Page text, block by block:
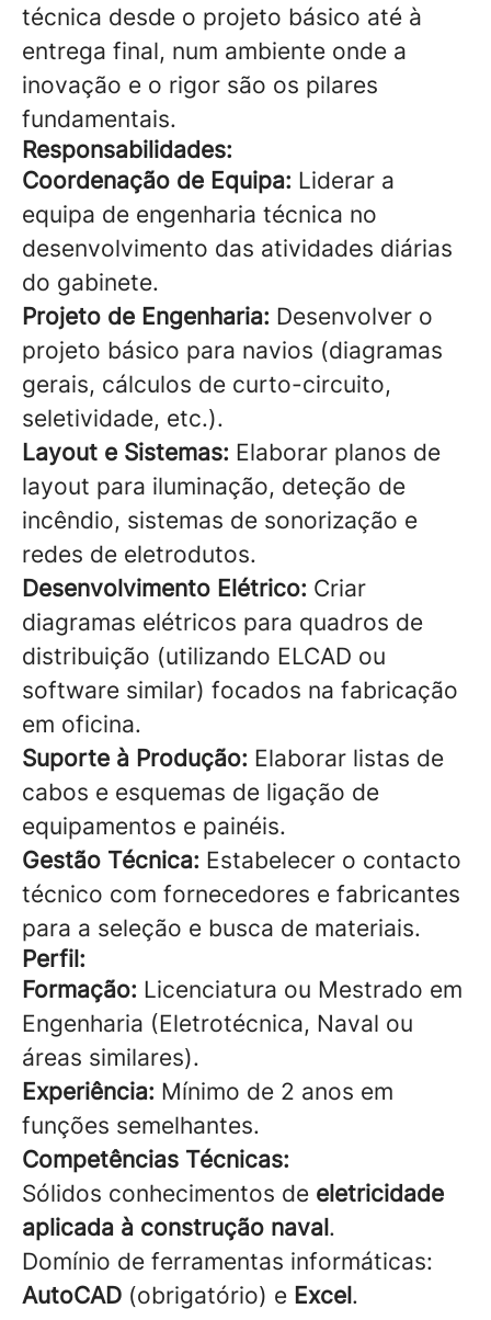
técnica desde o projeto básico até à
entrega final, num ambiente onde a
inovação e o rigor são os pilares
fundamentais.
Responsabilidades:
Coordenação de Equipa: Liderar a
equipa de engenharia técnica no
desenvolvimento das atividades diárias
do gabinete.
Projeto de Engenharia: Desenvolver o
projeto básico para navios (diagramas
gerais, cálculos de curto-circuito,
seletividade, etc.).
Layout e Sistemas: Elaborar planos de
layout para iluminação, deteção de
incêndio, sistemas de sonorização e
redes de eletrodutos.
Desenvolvimento Elétrico: Criar
diagramas elétricos para quadros de
distribuição (utilizando ELCAD ou
software similar) focados na fabricação
em oficina.
Suporte à Produção: Elaborar listas de
cabos e esquemas de ligação de
equipamentos e painéis.
Gestão Técnica: Estabelecer o contacto
técnico com fornecedores e fabricantes
para a seleção e busca de materiais.
Perfil:
Formação: Licenciatura ou Mestrado em
Engenharia (Eletrotécnica, Naval ou
áreas similares).
Experiência: Mínimo de 2 anos em
funções semelhantes.
Competências Técnicas:
Sólidos conhecimentos de eletricidade
aplicada à construção naval.
Domínio de ferramentas informáticas:
AutoCAD (obrigatório) e Excel.